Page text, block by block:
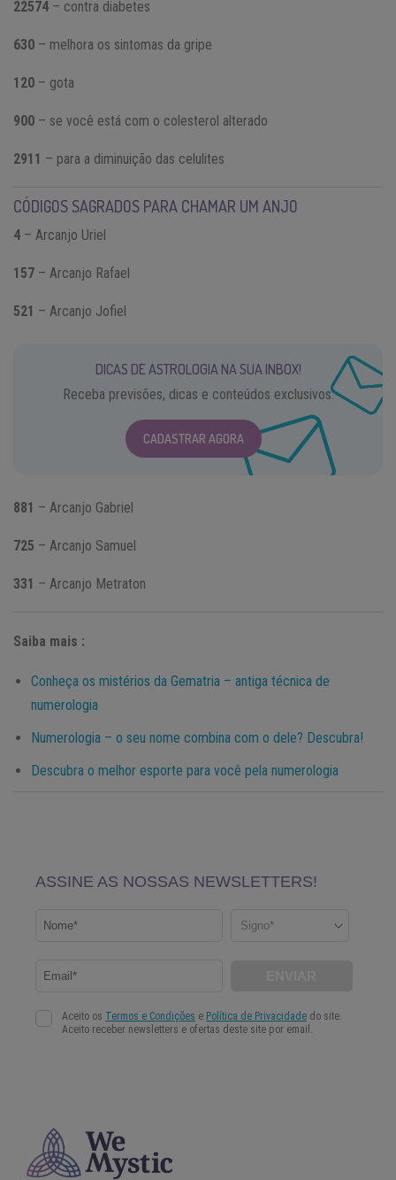
22574 – contra diabetes
630 – melhora os sintomas da gripe
120 – gota
900 – se você está com o colesterol alterado
2911 – para a diminuição das celulites
CÓDIGOS SAGRADOS PARA CHAMAR UM ANJO
4 – Arcanjo Uriel
157 – Arcanjo Rafael
521 – Arcanjo Jofiel
DICAS DE ASTROLOGIA NA SUA INBOX!
Receba previsões, dicas e conteúdos exclusivos.
CADASTRAR AGORA
881 – Arcanjo Gabriel
725 – Arcanjo Samuel
331 – Arcanjo Metraton
Saiba mais :
Conheça os mistérios da Gematria – antiga técnica de
numerologia
Numerologia – o seu nome combina com o dele? Descubra!
Descubra o melhor esporte para você pela numerologia